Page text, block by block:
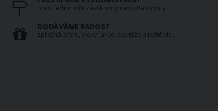
prostřednictvím Zásilkovny nebo Balíkovny
DODÁVÁME RADOST
splněná přání, slevy, akce, soutěže a ještě víc...